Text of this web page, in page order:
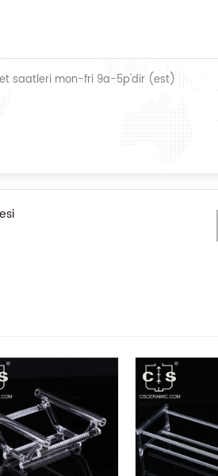
saatleri mon-fri 9a-5p'dir (est)